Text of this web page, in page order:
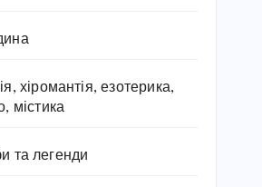
хіромантія, езотерика,
містика
та легенди